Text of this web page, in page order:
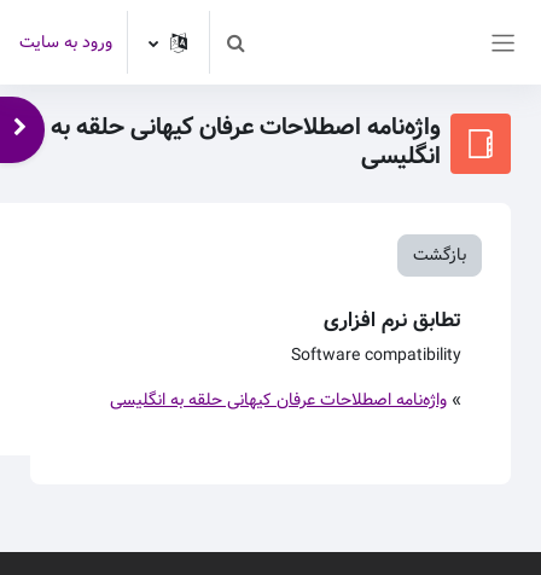
Toggle search inputورود به سایت
واژه‌نامه اصطلاحات عرفان کیهانی حلقه به
انگلیسی
بازگشت
تطابق نرم افزاری
Software compatibility
» واژه‌نامه اصطلاحات عرفان کیهانی حلقه به انگلیسی